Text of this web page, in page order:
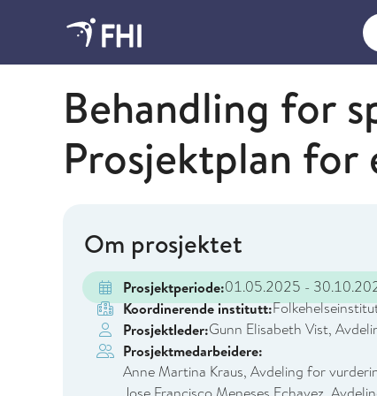
Folkehelseinstituttet
Behandling for
Prosjektplan for
Om prosjektet
Prosjektperiode:01.05.2025 -
Koordinerende institutt:
Prosjektleder:Gunn Elisabeth Vist,
Prosjektmedarbeidere:
Anne Martina Kraus, Avdeling for